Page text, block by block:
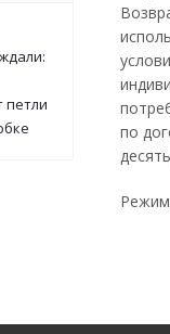
по
Режим
петли